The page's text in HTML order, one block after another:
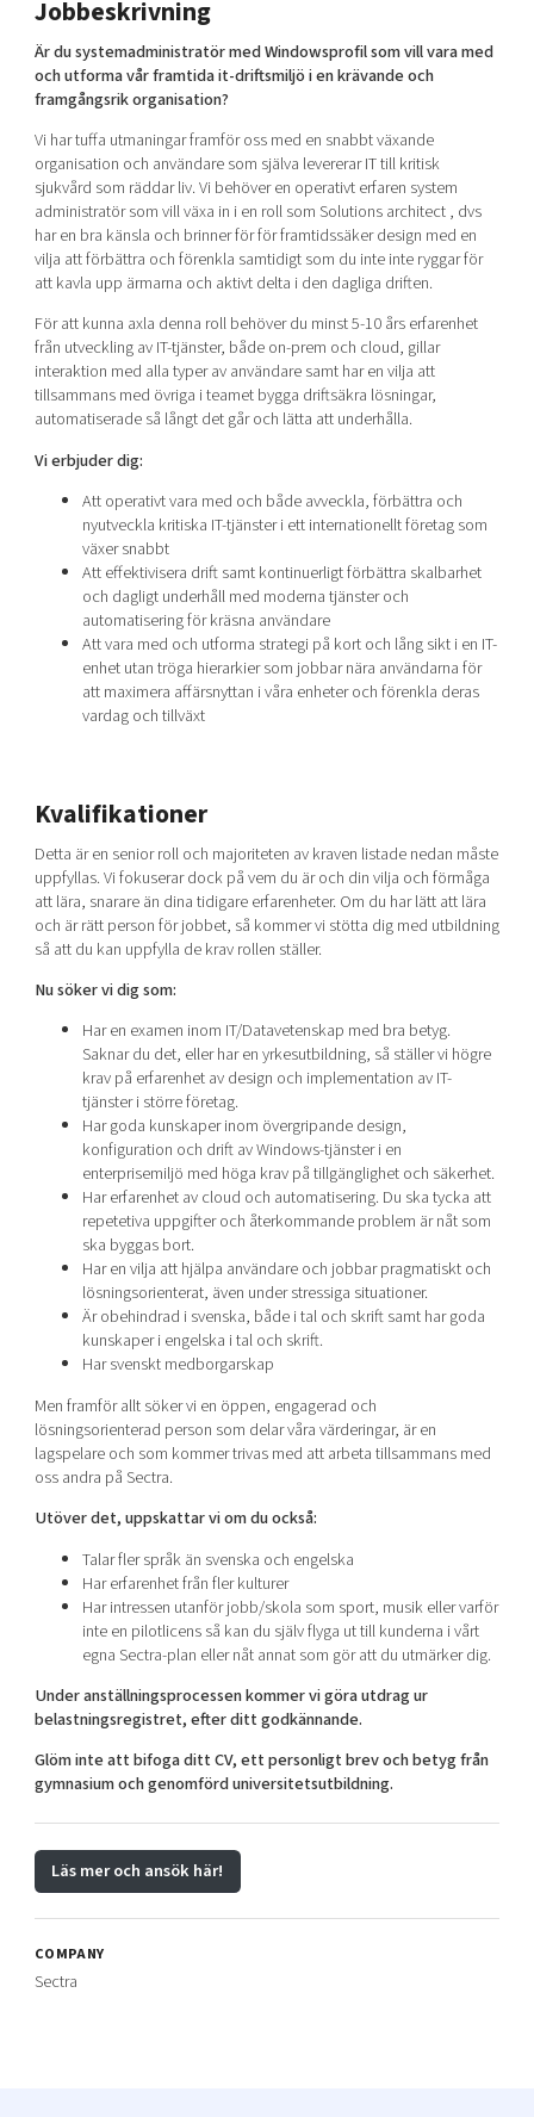
Shaping cities and regions
Bright East
East Sweden Tech Women
Reversed mentorship
Current offers and activities
Upscaling
Talent & skills
Startup & industry collaboration
Offers to boost your business
Funding opportunities
Our community of companies
Projects
Publications
Project toolbox
Our clusters
Reach out to us
Locations
Today's lunch in Mjärdevi
Jobbeskrivning
Är du systemadministratör med Windowsprofil som vill vara med
och utforma vår framtida it-driftsmiljö i en krävande och
framgångsrik organisation?
Vi har tuffa utmaningar framför oss med en snabbt växande
organisation och användare som själva levererar IT till kritisk
sjukvård som räddar liv. Vi behöver en operativt erfaren system
administratör som vill växa in i en roll som Solutions architect , dvs
har en bra känsla och brinner för för framtidssäker design med en
vilja att förbättra och förenkla samtidigt som du inte inte ryggar för
att kavla upp ärmarna och aktivt delta i den dagliga driften.
För att kunna axla denna roll behöver du minst 5-10 års erfarenhet
från utveckling av IT-tjänster, både on-prem och cloud, gillar
interaktion med alla typer av användare samt har en vilja att
tillsammans med övriga i teamet bygga driftsäkra lösningar,
automatiserade så långt det går och lätta att underhålla.
Vi erbjuder dig:
Att operativt vara med och både avveckla, förbättra och
nyutveckla kritiska IT-tjänster i ett internationellt företag som
växer snabbt
Att effektivisera drift samt kontinuerligt förbättra skalbarhet
och dagligt underhåll med moderna tjänster och
automatisering för kräsna användare
Att vara med och utforma strategi på kort och lång sikt i en IT-
enhet utan tröga hierarkier som jobbar nära användarna för
att maximera affärsnyttan i våra enheter och förenkla deras
vardag och tillväxt
Kvalifikationer
Detta är en senior roll och majoriteten av kraven listade nedan måste
uppfyllas. Vi fokuserar dock på vem du är och din vilja och förmåga
att lära, snarare än dina tidigare erfarenheter. Om du har lätt att lära
och är rätt person för jobbet, så kommer vi stötta dig med utbildning
så att du kan uppfylla de krav rollen ställer.
Nu söker vi dig som:
Har en examen inom IT/Datavetenskap med bra betyg.
Saknar du det, eller har en yrkesutbildning, så ställer vi högre
krav på erfarenhet av design och implementation av IT-
tjänster i större företag.
Har goda kunskaper inom övergripande design,
konfiguration och drift av Windows-tjänster i en
enterprisemiljö med höga krav på tillgänglighet och säkerhet.
Har erfarenhet av cloud och automatisering. Du ska tycka att
repetetiva uppgifter och återkommande problem är nåt som
ska byggas bort.
Har en vilja att hjälpa användare och jobbar pragmatiskt och
lösningsorienterat, även under stressiga situationer.
Är obehindrad i svenska, både i tal och skrift samt har goda
kunskaper i engelska i tal och skrift.
Har svenskt medborgarskap
Men framför allt söker vi en öppen, engagerad och
lösningsorienterad person som delar våra värderingar, är en
lagspelare och som kommer trivas med att arbeta tillsammans med
oss andra på Sectra.
Utöver det, uppskattar vi om du också:
Talar fler språk än svenska och engelska
Har erfarenhet från fler kulturer
Har intressen utanför jobb/skola som sport, musik eller varför
inte en pilotlicens så kan du själv flyga ut till kunderna i vårt
egna Sectra-plan eller nåt annat som gör att du utmärker dig.
Under anställningsprocessen kommer vi göra utdrag ur
belastningsregistret, efter ditt godkännande.
Glöm inte att bifoga ditt CV, ett personligt brev och betyg från
gymnasium och genomförd universitetsutbildning.
Läs mer och ansök här!
COMPANY
Sectra